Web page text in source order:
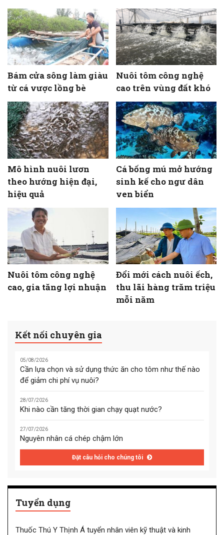
Bám cửa sông làm giàu
từ cá vược lồng bè
Nuôi tôm công nghệ
cao trên vùng đất khó
Mô hình nuôi lươn
theo hướng hiện đại,
hiệu quả
Cá bống mú mở hướng
sinh kế cho ngư dân
ven biển
Nuôi tôm công nghệ
cao, gia tăng lợi nhuận
Đổi mới cách nuôi ếch,
thu lãi hàng trăm triệu
mỗi năm
Kết nối chuyên gia
05/08/2026
Cần lựa chọn và sử dụng thức ăn cho tôm như thế nào
để giảm chi phí vụ nuôi?
28/07/2026
Khi nào cần tăng thời gian chạy quạt nước?
27/07/2026
Nguyên nhân cá chép chậm lớn
Đặt câu hỏi cho chúng tôi
Tuyển dụng
Thuốc Thú Y Thịnh Á tuyển nhân viên kỹ thuật và kinh